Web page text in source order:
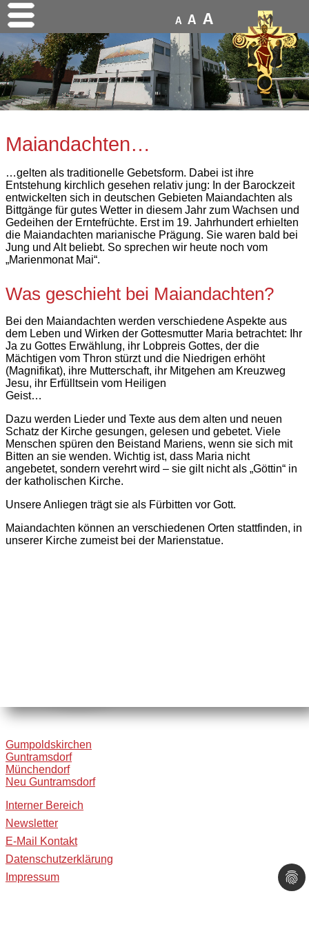
A A A
Maiandachten…
…gelten als traditionelle Gebetsform. Dabei ist ihre
Entstehung kirchlich gesehen relativ jung: In der Barockzeit
entwickelten sich in deutschen Gebieten Maiandachten als
Bittgänge für gutes Wetter in diesem Jahr zum Wachsen und
Gedeihen der Erntefrüchte. Erst im 19. Jahrhundert erhielten
die Maiandachten marianische Prägung. Sie waren bald bei
Jung und Alt beliebt. So sprechen wir heute noch vom
„Marienmonat Mai“.
Was geschieht bei Maiandachten?
Bei den Maiandachten werden verschiedene Aspekte aus
dem Leben und Wirken der Gottesmutter Maria betrachtet: Ihr
Ja zu Gottes Erwählung, ihr Lobpreis Gottes, der die
Mächtigen vom Thron stürzt und die Niedrigen erhöht
(Magnifikat), ihre Mutterschaft, ihr Mitgehen am Kreuzweg
Jesu, ihr Erfülltsein vom Heiligen
Geist…
Dazu werden Lieder und Texte aus dem alten und neuen
Schatz der Kirche gesungen, gelesen und gebetet. Viele
Menschen spüren den Beistand Mariens, wenn sie sich mit
Bitten an sie wenden. Wichtig ist, dass Maria nicht
angebetet, sondern verehrt wird – sie gilt nicht als „Göttin“ in
der katholischen Kirche.
Unsere Anliegen trägt sie als Fürbitten vor Gott.
Maiandachten können an verschiedenen Orten stattfinden, in
unserer Kirche zumeist bei der Marienstatue.
Gumpoldskirchen
Guntramsdorf
Münchendorf
Neu Guntramsdorf
Interner Bereich
Newsletter
E-Mail Kontakt
Datenschutzerklärung
Impressum